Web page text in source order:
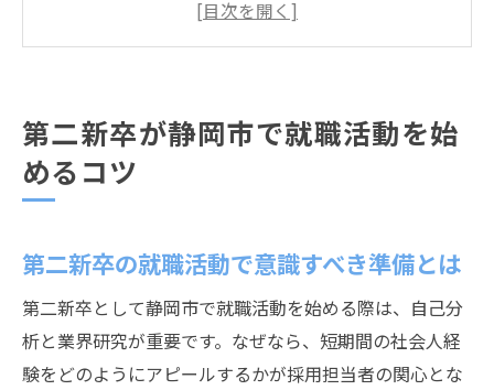
第二新卒が抱えがちな不安の解消法
安定就職を目指すなら第二新卒の強みを活かそ
第二新卒の経験が静岡市で活かせる理由
第二新卒が重視すべき企業選びの視点
正社員登用を勝ち取るためのアピール方法
第二新卒が静岡市で就職活動を始
めるコツ
第二新卒の就職活動で意識すべき準備とは
第二新卒として静岡市で就職活動を始める際は、自己分
析と業界研究が重要です。なぜなら、短期間の社会人経
験をどのようにアピールするかが採用担当者の関心とな